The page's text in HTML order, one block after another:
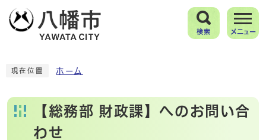
検索 メニュー
現在位置 ホーム
【総務部 財政課】へのお問い合
わせ